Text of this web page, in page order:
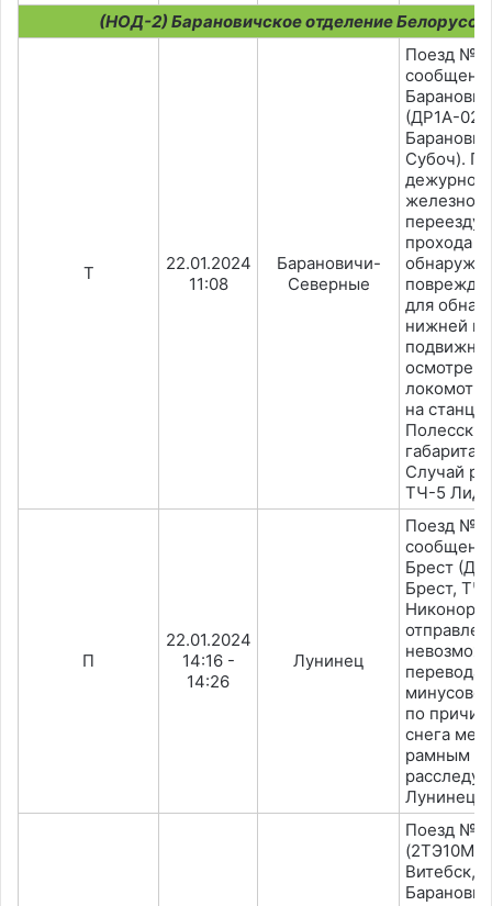
(НОД-2) Барановичское отделение
T
22.01.2024
11:08
Барановичи-
Северные
Поезд
(ДР1А-
Субоч).
переезду
прохода
для
нижней
осмотре
на
габарита
Случай
ТЧ-5
П
22.01.2024
14:16 -
14:26
Лунинец
Поезд
Брест
Брест,
перевода
по
снега
рамным
Лунинец.
Поезд
Витебск,